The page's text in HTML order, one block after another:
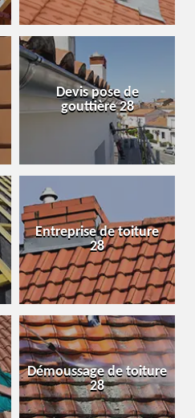
Devis pose de
gouttière 28
Entreprise de toiture
28
Démoussage de toiture
28